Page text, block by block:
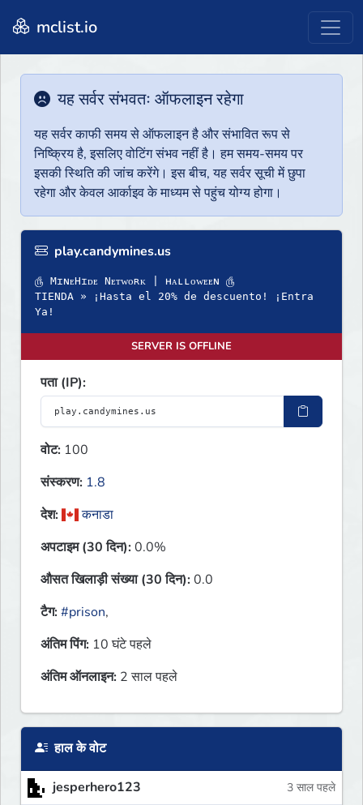
mclist.io
यह सर्वर संभवतः ऑफलाइन रहेगा
यह सर्वर काफी समय से ऑफलाइन है और संभावित रूप से
निष्क्रिय है, इसलिए वोटिंग संभव नहीं है। हम समय-समय पर
इसकी स्थिति की जांच करेंगे। इस बीच, यह सर्वर सूची में छुपा
रहेगा और केवल आर्काइव के माध्यम से पहुंच योग्य होगा।
play.candymines.us
௹ MɪɴᴇHɪᴅᴇ Nᴇᴛᴡᴏʀᴋ | ʜᴀʟʟᴏᴡᴇᴇɴ ௹
TIENDA » ¡Hasta el 20% de descuento! ¡Entra
Ya!
SERVER IS OFFLINE
पता (IP):
वोट: 100
संस्करण: 1.8
देश:
कनाडा
अपटाइम (30 दिन):0.0%
औसत खिलाड़ी संख्या (30 दिन):0.0
टैग:#prison,
अंतिम पिंग: 10 घंटे पहले
अंतिम ऑनलाइन: 2 साल पहले
हाल के वोट
jesperhero123 3 साल पहले